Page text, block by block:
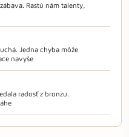
Rastú nám talenty,
Jedna chyba môže
navyše
radosť z bronzu.